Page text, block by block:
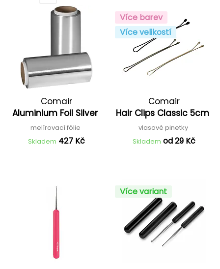
Comair
Aluminium Foil Silver
melírovací fólie
Skladem 427 Kč
Více barev
Více velikostí
Comair
Hair Clips Classic 5cm
vlasové pinetky
Skladem od 29 Kč
Více variant